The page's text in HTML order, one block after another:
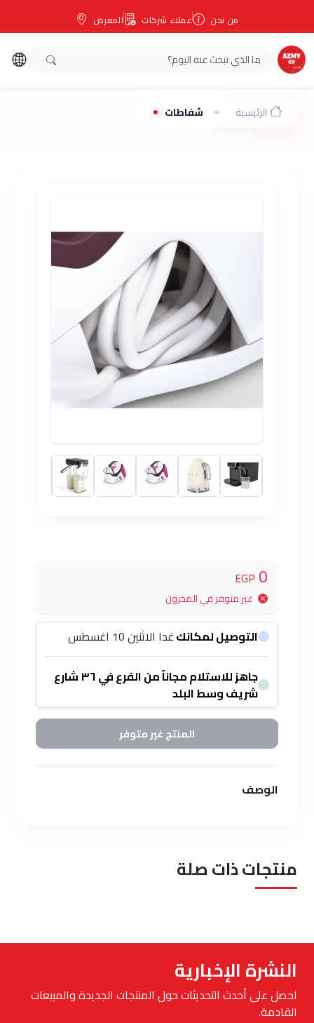
من نحن عملاء شركات المعرض
الرئيسية شفاطات
0
EGP
غير متوفر في المخزون
التوصيل لمكانكغدا الاثنين 10 اغسطس
جاهز للاستلام مجاناً من الفرع في ٣٦ شارع
شريف وسط البلد
المنتج غير متوفر
الوصف
منتجات ذات صلة
النشرة الإخبارية
احصل على أحدث التحديثات حول المنتجات الجديدة والمبيعات
القادمة.